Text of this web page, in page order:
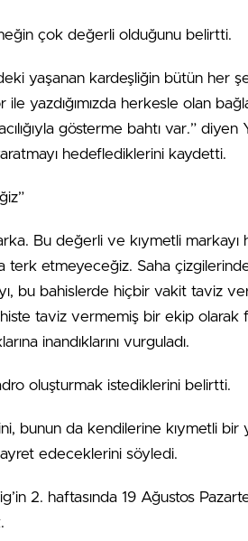
çok değerli olduğunu belirtti.
yaşanan kardeşliğin bütün her
yazdığımızda herkesle olan
gösterme bahtı var.” diyen
hedeflediklerini kaydetti.
Bu değerli ve kıymetli
terk etmeyeceğiz. Saha
bu bahislerde hiçbir vakit taviz
taviz vermemiş bir ekip olarak
inandıklarını vurguladı.
oluşturmak istediklerini belirtti.
bunun da kendilerine kıymetli bir
edeceklerini söyledi.
2. haftasında 19 Ağustos